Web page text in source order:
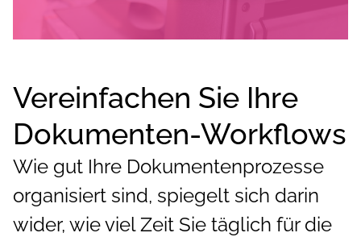
Vereinfachen Sie Ihre
Dokumenten-Workflows
Wie gut Ihre Dokumentenprozesse
organisiert sind, spiegelt sich darin
wider, wie viel Zeit Sie täglich für die